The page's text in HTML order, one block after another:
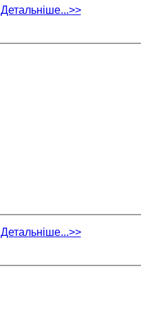
Детальніше...>>
Детальніше...>>